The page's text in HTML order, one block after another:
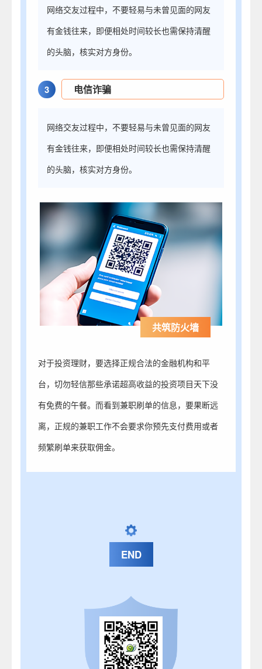
网络交友过程中，不要轻易与未曾见面的网友
有金钱往来，即便相处时间较长也需保持清醒
的头脑，核实对方身份。
3 电信诈骗
网络交友过程中，不要轻易与未曾见面的网友
有金钱往来，即便相处时间较长也需保持清醒
的头脑，核实对方身份。
共筑防火墙
对于投资理财，要选择正规合法的金融机构和平
台，切勿轻信那些承诺超高收益的投资项目天下没
有免费的午餐。而看到兼职刷单的信息，要果断远
离，正规的兼职工作不会要求你预先支付费用或者
频繁刷单来获取佣金。
END